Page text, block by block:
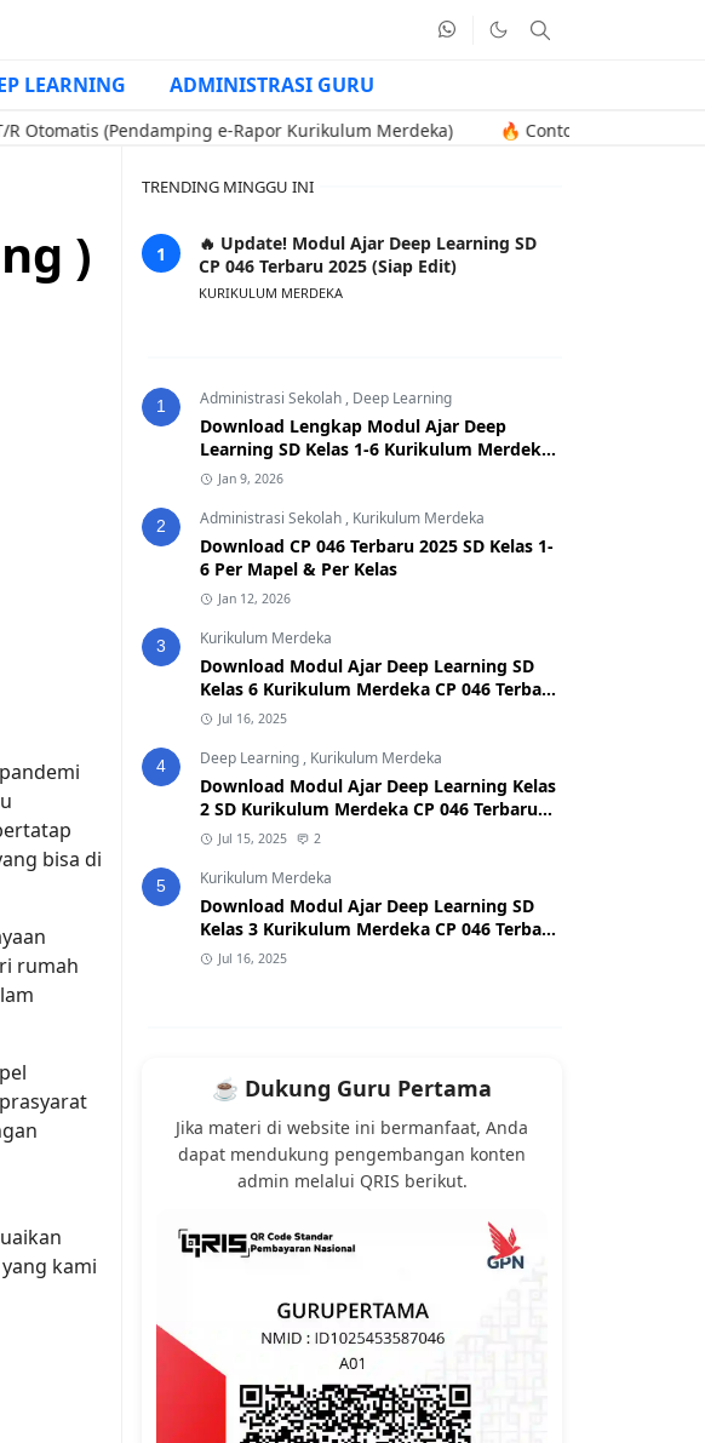
LEARNING ADMINISTRASI GURU
(Pendamping e-Rapor Kurikulum Merdeka) 🔥 Contoh Soal Uji Kompetensi
)
bisa di
rumah
kami
TRENDING MINGGU INI
🔥 Update! Modul Ajar Deep Learning SD
CP 046 Terbaru 2025 (Siap Edit)
KURIKULUM MERDEKA
1 Administrasi Sekolah , Deep Learning
Download Lengkap Modul Ajar Deep
Learning SD Kelas 1-6 Kurikulum Merdeka
CP 046 Terbaru 2025
Jan 9, 2026
2 Administrasi Sekolah , Kurikulum Merdeka
Download CP 046 Terbaru 2025 SD Kelas 1-
6 Per Mapel & Per Kelas
Jan 12, 2026
3 Kurikulum Merdeka
Download Modul Ajar Deep Learning SD
Kelas 6 Kurikulum Merdeka CP 046 Terbaru
2025Jul 16, 2025
4 Deep Learning , Kurikulum Merdeka
Download Modul Ajar Deep Learning Kelas
2 SD Kurikulum Merdeka CP 046 Terbaru
2026/2027 (Format Word & PDF)
Jul 15, 2025 2
5 Kurikulum Merdeka
Download Modul Ajar Deep Learning SD
Kelas 3 Kurikulum Merdeka CP 046 Terbaru
2025Jul 16, 2025
☕ Dukung Guru Pertama
Jika materi di website ini bermanfaat, Anda
dapat mendukung pengembangan konten
admin melalui QRIS berikut.